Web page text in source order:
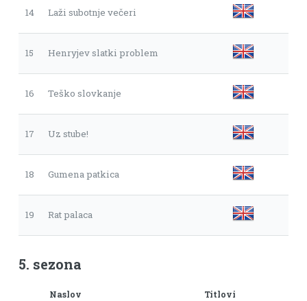
14 Laži subotnje večeri
15 Henryjev slatki problem
16 Teško slovkanje
17 Uz stube!
18 Gumena patkica
19 Rat palaca
5. sezona
Naslov Titlovi